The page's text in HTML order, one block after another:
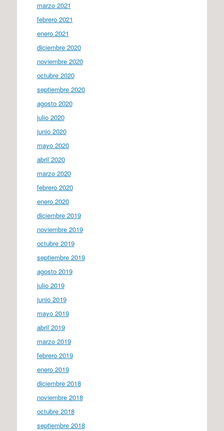
marzo 2021
febrero 2021
enero 2021
diciembre 2020
noviembre 2020
octubre 2020
septiembre 2020
agosto 2020
julio 2020
junio 2020
mayo 2020
abril 2020
marzo 2020
febrero 2020
enero 2020
diciembre 2019
noviembre 2019
octubre 2019
septiembre 2019
agosto 2019
julio 2019
junio 2019
mayo 2019
abril 2019
marzo 2019
febrero 2019
enero 2019
diciembre 2018
noviembre 2018
octubre 2018
septiembre 2018